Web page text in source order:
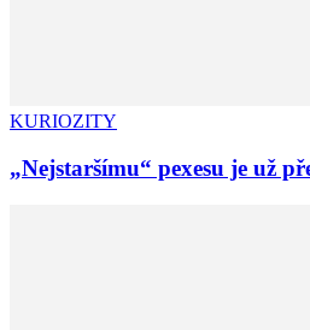
KURIOZITY
„Nejstaršímu“ pexesu je už